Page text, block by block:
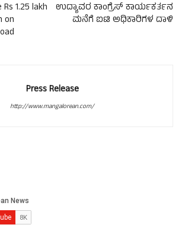
1.25 lakh
on
ಉದ್ಯಾವರ ಕಾಂಗ್ರೆಸ್ ಕಾರ್ಯಕರ್ತನ
ಮನೆಗೆ ಐಟಿ ಅಧಿಕಾರಿಗಳ ದಾಳಿ
Press Release
http://www.mangalorean.com/